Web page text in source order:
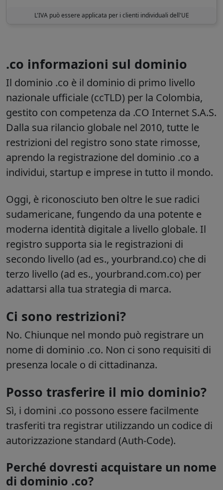
L'IVA può essere applicata per i clienti individuali dell'UE
.co informazioni sul dominio
Il dominio .co è il dominio di primo livello
nazionale ufficiale (ccTLD) per la Colombia,
gestito con competenza da .CO Internet S.A.S.
Dalla sua rilancio globale nel 2010, tutte le
restrizioni del registro sono state rimosse,
aprendo la registrazione del dominio .co a
individui, startup e imprese in tutto il mondo.
Oggi, è riconosciuto ben oltre le sue radici
sudamericane, fungendo da una potente e
moderna identità digitale a livello globale. Il
registro supporta sia le registrazioni di
secondo livello (ad es., yourbrand.co) che di
terzo livello (ad es., yourbrand.com.co) per
adattarsi alla tua strategia di marca.
Ci sono restrizioni?
No. Chiunque nel mondo può registrare un
nome di dominio .co. Non ci sono requisiti di
presenza locale o di cittadinanza.
Posso trasferire il mio dominio?
Sì, i domini .co possono essere facilmente
trasferiti tra registrar utilizzando un codice di
autorizzazione standard (Auth-Code).
Perché dovresti acquistare un nome
di dominio .co?